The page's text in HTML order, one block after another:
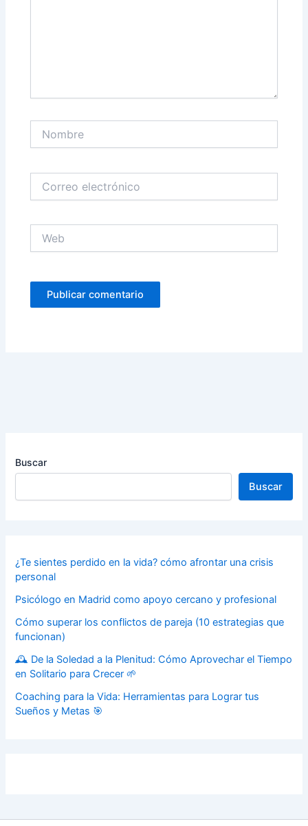
electrónico
Buscar
Buscar
¿Te sientes perdido en la vida? cómo afrontar una crisis
personal
Psicólogo en Madrid como apoyo cercano y profesional
Cómo superar los conflictos de pareja (10 estrategias que
funcionan)
🕰️ De la Soledad a la Plenitud: Cómo Aprovechar el Tiempo
en Solitario para Crecer 🌱
Coaching para la Vida: Herramientas para Lograr tus
Sueños y Metas 🎯